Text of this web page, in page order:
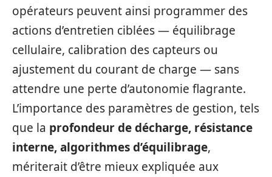
opérateurs peuvent ainsi programmer des
actions d’entretien ciblées — équilibrage
cellulaire, calibration des capteurs ou
ajustement du courant de charge — sans
attendre une perte d’autonomie flagrante.
L’importance des paramètres de gestion, tels
que la profondeur de décharge, résistance
interne, algorithmes d’équilibrage,
mériterait d’être mieux expliquée aux